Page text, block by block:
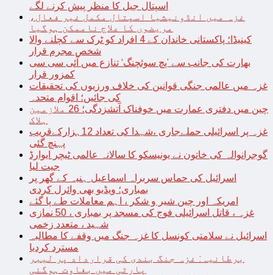
اسپتال جیل کا منظر پیش کرنے لگے
غزہ میں انڈونیشیا اسپتال مکمل غیر فعال،
مریضوں کا علاج ناممکن ہوگیا
کینیڈا؛ پاکستانی خاندان کے 4 افراد کو ٹرک سے کچلنے والا
شخص مجرم قرار
بھارت کی جانب سے ’پچ سوئچنگ‘ تنازع میں آئی سی سی
کمزور قرار
غزہ میں عالمی جنگی قوانین کی خلاف ورزیوں کی تحقیقات
کی جائیں؛ اقوام متحدہ
چین میں دفتری عمارت میں خوفناک آتشزدگی؛ 26 ملازمین
ہلاک
غزہ پر اسرائیلی حملےجاری ،شہدا کی تعداد 12ہزارکےقریب
پہنچ گئی
گوجرانوالہ کی خاتون نے یونیسکو کا سالانہ عالمی ٹیچر ایوارڈ
جیت لیا
اسرائیل کی حماس سربراہ اسماعیل ہنیہ کے گھر پر
بمباری؛ ویڈیو بھی وائرل کردی
امریکہ اور چین شیر و شکر ، اہم معاملات طے پا گئے
غزہ ، قاتل اسرائیلی فوج کی مسجد پر بمباری ، 50 نمازی
شہید ، متعدد زخمی
اسرائیل نے سلامتی کونسل کا غزہ جنگ میں وقفے کا مطالبہ
مسترد کردیا
برطانیہ: غزہ جنگ بندی کی قرارداد پر لیبر
پارٹی میں بغاوت ہوگئی